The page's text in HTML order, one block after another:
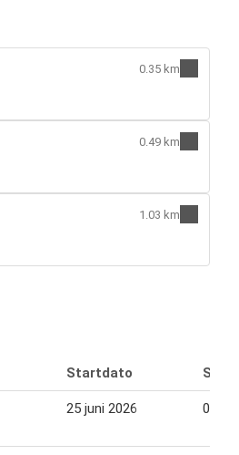
0.35 km
0.49 km
1.03 km
Startdato
25 juni 2026 01